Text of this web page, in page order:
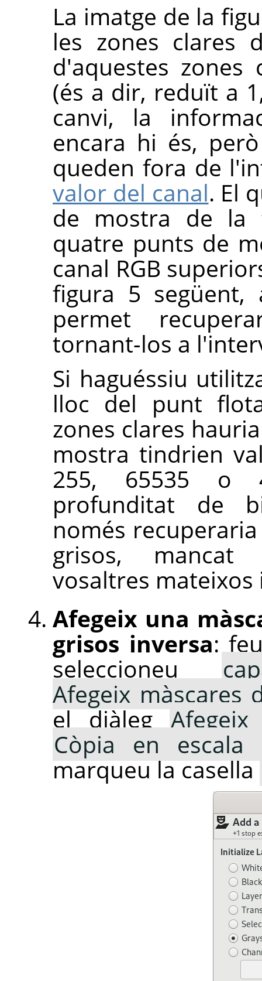
La imatge de la
les zones clares
d'aquestes zones
(és a dir, reduït a
canvi, la
encara hi és,
queden fora de
valor del canal. El
de mostra de la
quatre punts de
canal RGB
figura 5 següent,
permet
tornant-los a
Si haguéssiu
lloc del punt
zones clares
mostra tindrien
255, 65535 o
profunditat de
només
grisos, mancat
vosaltres mateixos
Afegeix una
grisos inversa:
seleccioneu
Afegeix màscares
el diàleg
Còpia en
marqueu la casella